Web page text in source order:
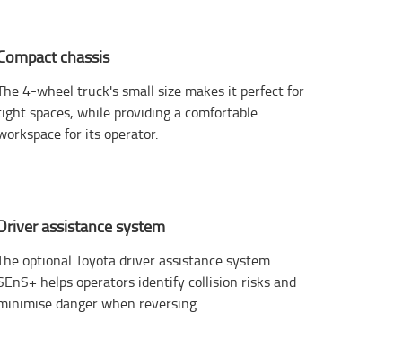
chassis
4-wheel truck's small size makes it perfect for
spaces, while providing a comfortable
for its operator.
assistance system
optional Toyota driver assistance system
helps operators identify collision risks and
danger when reversing.